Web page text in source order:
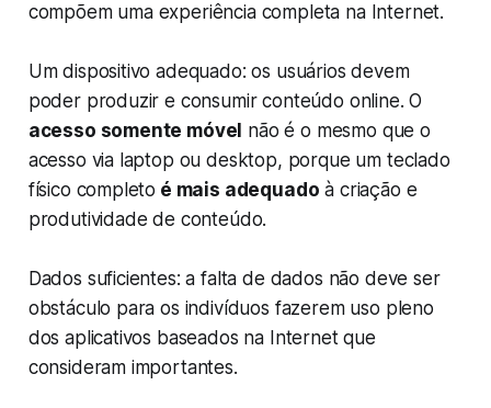
compõem uma experiência completa na Internet.
Um dispositivo adequado: os usuários devem
poder produzir e consumir conteúdo online. O
acesso somente móvel não é o mesmo que o
acesso via laptop ou desktop, porque um teclado
físico completo é mais adequado à criação e
produtividade de conteúdo.
Dados suficientes: a falta de dados não deve ser
obstáculo para os indivíduos fazerem uso pleno
dos aplicativos baseados na Internet que
consideram importantes.